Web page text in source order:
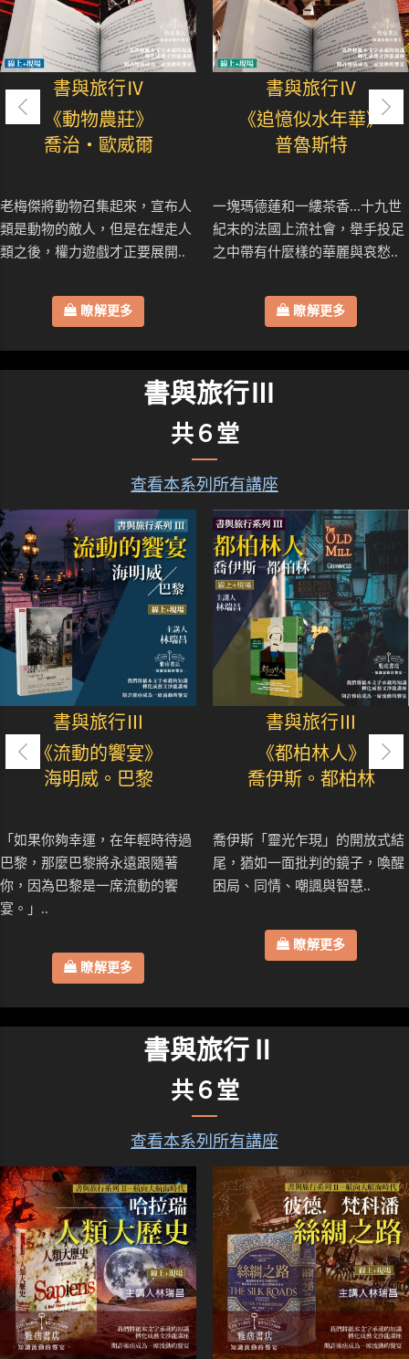
書與旅行Ⅳ
《動物農莊》
喬治・歐威爾
老梅傑將動物召集起來，宣布人
類是動物的敵人，但是在趕走人
類之後，權力遊戲才正要展開..
瞭解更多
書與旅行Ⅳ
《追憶似水年華》
普魯斯特
一塊瑪德蓮和一縷茶香...十九世
紀末的法國上流社會，舉手投足
之中帶有什麼樣的華麗與哀愁..
瞭解更多
書與旅行Ⅲ
共６堂
查看本系列所有講座
書與旅行Ⅲ
《流動的饗宴》
海明威。巴黎
「如果你夠幸運，在年輕時待過
巴黎，那麼巴黎將永遠跟隨著
你，因為巴黎是一席流動的饗
宴。」..
瞭解更多
書與旅行Ⅲ
《都柏林人》
喬伊斯。都柏林
喬伊斯「靈光乍現」的開放式結
尾，猶如一面批判的鏡子，喚醒
困局、同情、嘲諷與智慧..
瞭解更多
書與旅行Ⅱ
共６堂
查看本系列所有講座